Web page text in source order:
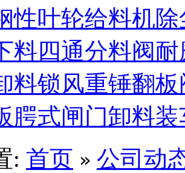
性叶轮给料机
料四通分料阀
料锁风重锤翻
腭式闸门卸料
: 首页 » 公司动